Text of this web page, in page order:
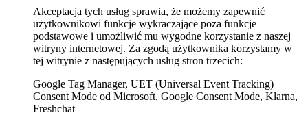
Akceptacja tych usług sprawia, że możemy zapewnić
użytkownikowi funkcje wykraczające poza funkcje
podstawowe i umożliwić mu wygodne korzystanie z naszej
witryny internetowej. Za zgodą użytkownika korzystamy w
tej witrynie z następujących usług stron trzecich:
Google Tag Manager, UET (Universal Event Tracking)
Consent Mode od Microsoft, Google Consent Mode, Klarna,
Freshchat